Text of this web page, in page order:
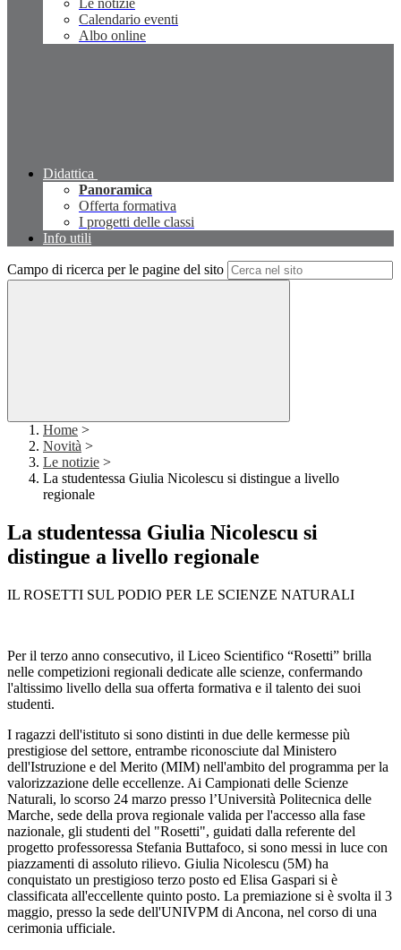
Le notizie
Calendario eventi
Albo online
Didattica
Panoramica
Offerta formativa
I progetti delle classi
Info utili
Campo di ricerca per le pagine del sito
Home >
Novità >
Le notizie >
La studentessa Giulia Nicolescu si distingue a livello
regionale
La studentessa Giulia Nicolescu si
distingue a livello regionale
IL ROSETTI SUL PODIO PER LE SCIENZE NATURALI
Per il terzo anno consecutivo, il Liceo Scientifico “Rosetti” brilla
nelle competizioni regionali dedicate alle scienze, confermando
l'altissimo livello della sua offerta formativa e il talento dei suoi
studenti.
I ragazzi dell'istituto si sono distinti in due delle kermesse più
prestigiose del settore, entrambe riconosciute dal Ministero
dell'Istruzione e del Merito (MIM) nell'ambito del programma per la
valorizzazione delle eccellenze. Ai Campionati delle Scienze
Naturali, lo scorso 24 marzo presso l’Università Politecnica delle
Marche, sede della prova regionale valida per l'accesso alla fase
nazionale, gli studenti del "Rosetti", guidati dalla referente del
progetto professoressa Stefania Buttafoco, si sono messi in luce con
piazzamenti di assoluto rilievo. Giulia Nicolescu (5M) ha
conquistato un prestigioso terzo posto ed Elisa Gaspari si è
classificata all'eccellente quinto posto. La premiazione si è svolta il 3
maggio, presso la sede dell'UNIVPM di Ancona, nel corso di una
cerimonia ufficiale.